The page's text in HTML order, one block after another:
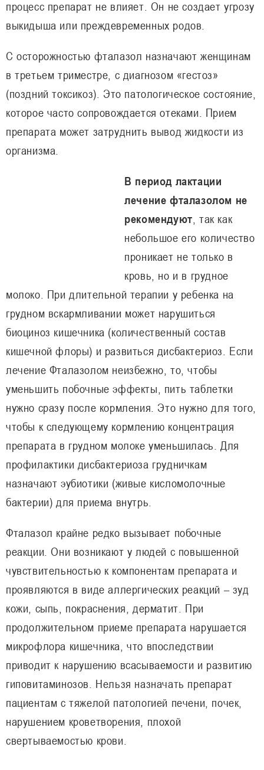
процесс препарат не влияет. Он не создает угрозу
выкидыша или преждевременных родов.
С осторожностью фталазол назначают женщинам
в третьем триместре, с диагнозом «гестоз»
(поздний токсикоз). Это патологическое состояние,
которое часто сопровождается отеками. Прием
препарата может затруднить вывод жидкости из
организма.
В период лактации
лечение фталазолом не
рекомендуют , так как
небольшое его количество
проникает не только в
кровь, но и в грудное
молоко. При длительной терапии у ребенка на
грудном вскармливании может нарушиться
биоциноз кишечника (количественный состав
кишечной флоры) и развиться дисбактериоз. Если
лечение Фталазолом неизбежно, то, чтобы
уменьшить побочные эффекты, пить таблетки
нужно сразу после кормления. Это нужно для того,
чтобы к следующему кормлению концентрация
препарата в грудном молоке уменьшилась. Для
профилактики дисбактериоза грудничкам
назначают эубиотики (живые кисломолочные
бактерии) для приема внутрь.
Фталазол крайне редко вызывает побочные
реакции. Они возникают у людей с повышенной
чувствительностью к компонентам препарата и
проявляются в виде аллергических реакций – зуд
кожи, сыпь, покраснения, дерматит. При
продолжительном приеме препарата нарушается
микрофлора кишечника, что впоследствии
приводит к нарушению всасываемости и развитию
гиповитаминозов. Нельзя назначать препарат
пациентам с тяжелой патологией печени, почек,
нарушением кроветворения, плохой
свертываемостью крови.